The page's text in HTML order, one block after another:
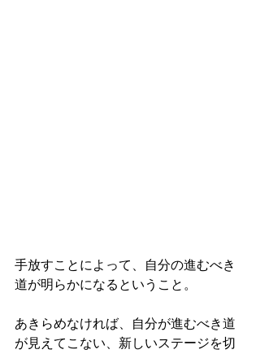
手放すことによって、自分の進むべき
道が明らかになるということ。
あきらめなければ、自分が進むべき道
が見えてこない、新しいステージを切